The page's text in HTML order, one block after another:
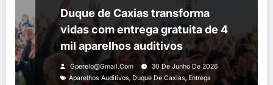
Duque de Caxias transforma
vidas com entrega gratuita de 4
mil aparelhos auditivos
Gperelo@gmail.com
30 De Junho De 2026
Aparelhos Auditivos, Duque De Caxias, Entrega